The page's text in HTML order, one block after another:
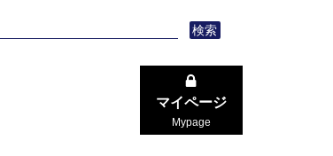
検索
マイページ
Mypage